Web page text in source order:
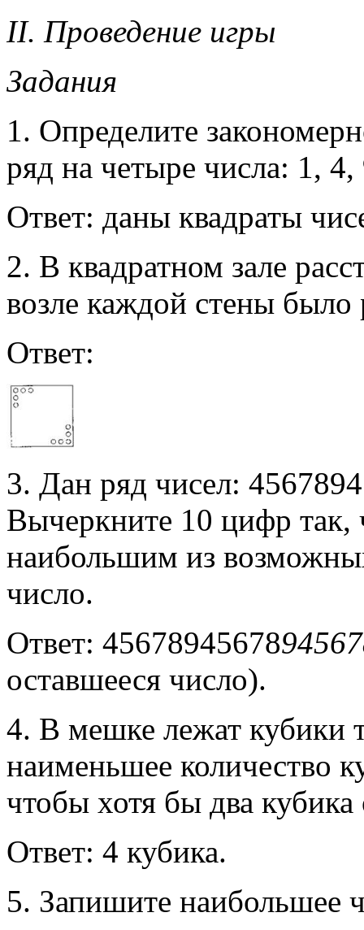
II. Проведение игры
Задания
1. Определите
ряд на четыре числа: 1,
Ответ: даны квадраты
2. В квадратном зале
возле каждой стены было
Ответ:
3. Дан ряд чисел:
Вычеркните 10 цифр так,
наибольшим из
число.
Ответ: 45678945678
оставшееся число).
4. В мешке лежат кубики
наименьшее количество
чтобы хотя бы два кубика
Ответ: 4 кубика.
5. Запишите наибольшее